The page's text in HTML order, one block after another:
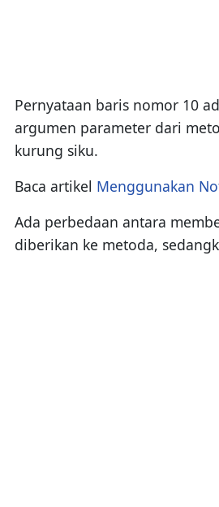
Pernyataan baris nomor 10
argumen parameter dari
kurung siku.
Baca artikel Menggunakan
Ada perbedaan antara
diberikan ke metoda,